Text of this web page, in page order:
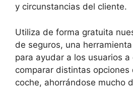
y circunstancias del cliente.
Utiliza de forma gratuita
de seguros, una
para ayudar a los usuarios
comparar distintas opciones
coche, ahorrándose mucho